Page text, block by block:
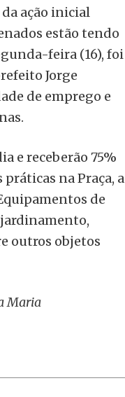
ação inicial
estão tendo
feira (16), foi
Jorge
de emprego e
e receberão 75%
na Praça, a
de
outros objetos
Maria